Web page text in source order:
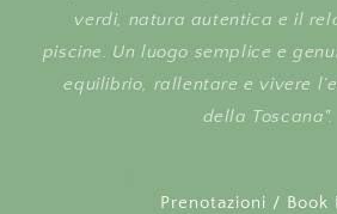
verdi, natura autentica e il
piscine. Un luogo semplice e
equilibrio, rallentare e vivere
della Toscana".
Prenotazioni / Book